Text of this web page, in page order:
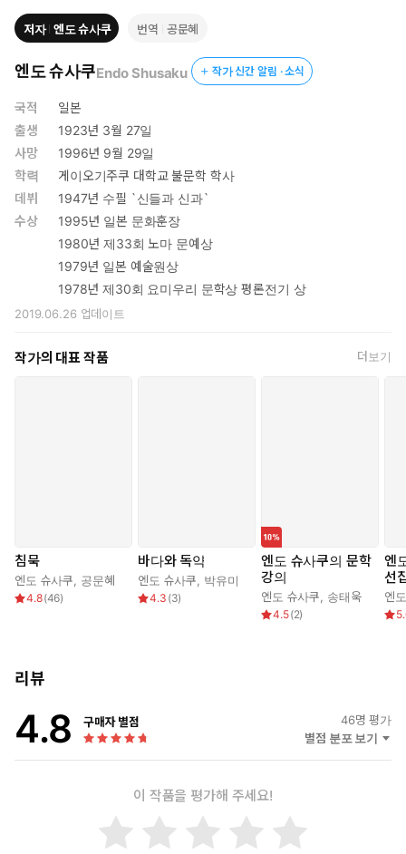
저자 엔도 슈사쿠 번역 공문혜
엔도 슈사쿠Endo Shusaku 작가 신간 알림 · 소식
국적
일본
출생
1923년 3월 27일
사망
1996년 9월 29일
학력
게이오기주쿠 대학교 불문학 학사
데뷔
1947년 수필 `신들과 신과`
수상
1995년 일본 문화훈장
1980년 제33회 노마 문예상
1979년 일본 예술원상
1978년 제30회 요미우리 문학상 평론전기 상
2019.06.26 업데이트
작가의 대표 작품 더보기
침묵
엔도 슈사쿠 공문혜
4.8(46)
바다와 독약
엔도 슈사쿠 박유미
4.3 (3)
엔도 슈사쿠의 문학
강의
엔도 슈사쿠 송태욱
4.5(2)
엔
선
엔
리뷰
4.8 구매자 별점 46명 평가
별점 분포 보기
이 작품을 평가해 주세요!